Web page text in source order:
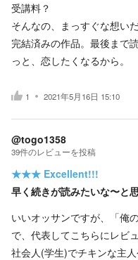
受講料？
そんなの、まっすぐな想いだ
完結済みの作品。最後まで
っと、恋したくなるから。
1 2021年5月16日 15:10
@togo1358
39件のレビューを投稿
★★★ Excellent!!!
早く続きが読みたいな〜と
いいオッサンですが、「俺
で、代表してこちらにレビ
社会人(学生)でチキンな主